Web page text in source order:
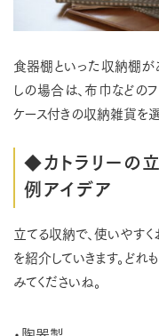
食器棚といった収納棚が
しの場合は、布巾などのフ
ケース付きの収納雑貨を
◆カトラリーの
例アイデア
立てる収納で、使いやす
を紹介していきます。ど
みてくださいね。